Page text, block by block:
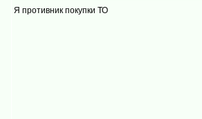
Я противник покупки ТО